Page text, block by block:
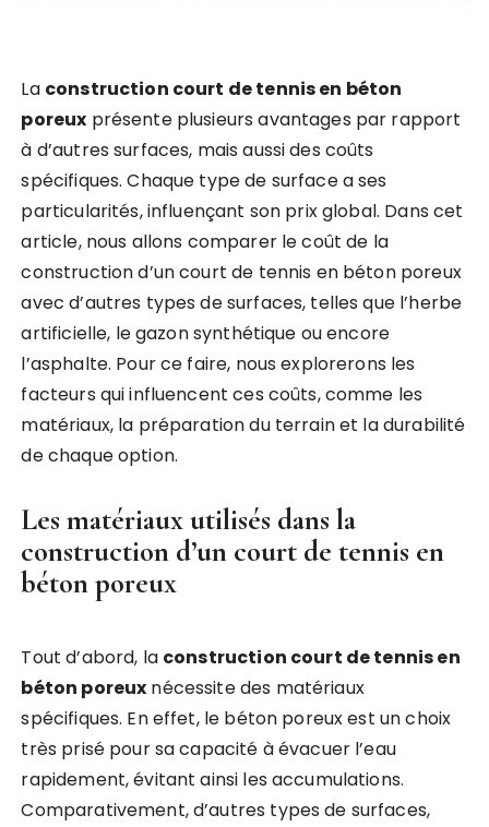
La construction court de tennis en béton
poreux présente plusieurs avantages par rapport
à d’autres surfaces, mais aussi des coûts
spécifiques. Chaque type de surface a ses
particularités, influençant son prix global. Dans cet
article, nous allons comparer le coût de la
construction d’un court de tennis en béton poreux
avec d’autres types de surfaces, telles que l’herbe
artificielle, le gazon synthétique ou encore
l’asphalte. Pour ce faire, nous explorerons les
facteurs qui influencent ces coûts, comme les
matériaux, la préparation du terrain et la durabilité
de chaque option.
Les matériaux utilisés dans la
construction d’un court de tennis en
béton poreux
Tout d’abord, la construction court de tennis en
béton poreux nécessite des matériaux
spécifiques. En effet, le béton poreux est un choix
très prisé pour sa capacité à évacuer l’eau
rapidement, évitant ainsi les accumulations.
Comparativement, d’autres types de surfaces,